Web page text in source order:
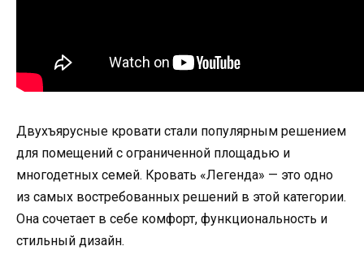
Двухъярусные кровати стали популярным решением
для помещений с ограниченной площадью и
многодетных семей. Кровать «Легенда» — это одно
из самых востребованных решений в этой категории.
Она сочетает в себе комфорт, функциональность и
стильный дизайн.